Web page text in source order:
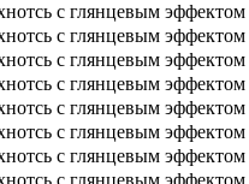
с глянцевым эффектом
с глянцевым эффектом
с глянцевым эффектом
с глянцевым эффектом
с глянцевым эффектом
с глянцевым эффектом
с глянцевым эффектом